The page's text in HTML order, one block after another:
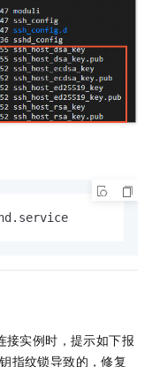
service
接实例时，提示如下报
指纹锁导致的，修复